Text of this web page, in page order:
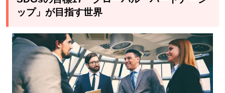
17「グ
ル・パ
ートナ
ーシッ
プ」が
目指す
ップ」が目指す世界